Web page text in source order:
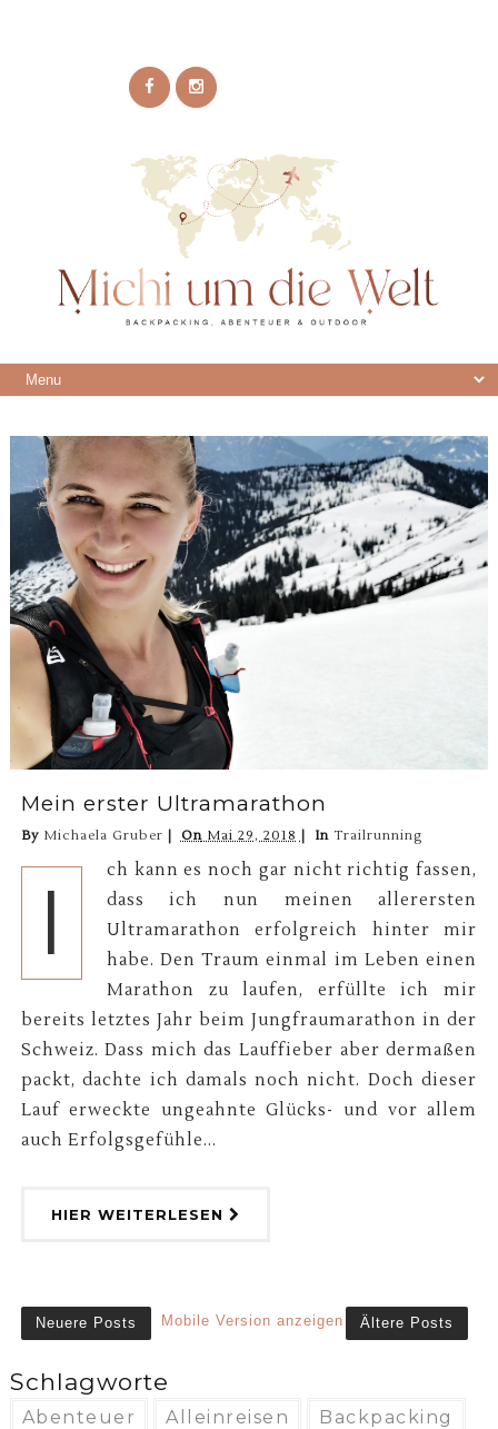
Mein erster Ultramarathon
By Michaela Gruber OnMai 29, 2018 In Trailrunning
I
ch kann es noch gar nicht richtig fassen,
dass ich nun meinen allerersten
Ultramarathon erfolgreich hinter mir
habe. Den Traum einmal im Leben einen
Marathon zu laufen, erfüllte ich mir
bereits letztes Jahr beim Jungfraumarathon in der
Schweiz. Dass mich das Lauffieber aber dermaßen
packt, dachte ich damals noch nicht. Doch dieser
Lauf erweckte ungeahnte Glücks- und vor allem
auch Erfolgsgefühle...
HIER WEITERLESEN
Neuere Posts Ältere Posts
Mobile Version anzeigen
Schlagworte
Abenteuer Alleinreisen Backpacking